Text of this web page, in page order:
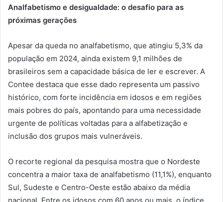
Analfabetismo e desigualdade: o desafio para as
próximas gerações
Apesar da queda no analfabetismo, que atingiu 5,3% da
população em 2024, ainda existem 9,1 milhões de
brasileiros sem a capacidade básica de ler e escrever. A
Contee destaca que esse dado representa um passivo
histórico, com forte incidência em idosos e em regiões
mais pobres do país, apontando para uma necessidade
urgente de políticas voltadas para a alfabetização e
inclusão dos grupos mais vulneráveis.
O recorte regional da pesquisa mostra que o Nordeste
concentra a maior taxa de analfabetismo (11,1%), enquanto
Sul, Sudeste e Centro-Oeste estão abaixo da média
nacional. Entre os idosos com 60 anos ou mais, o índice